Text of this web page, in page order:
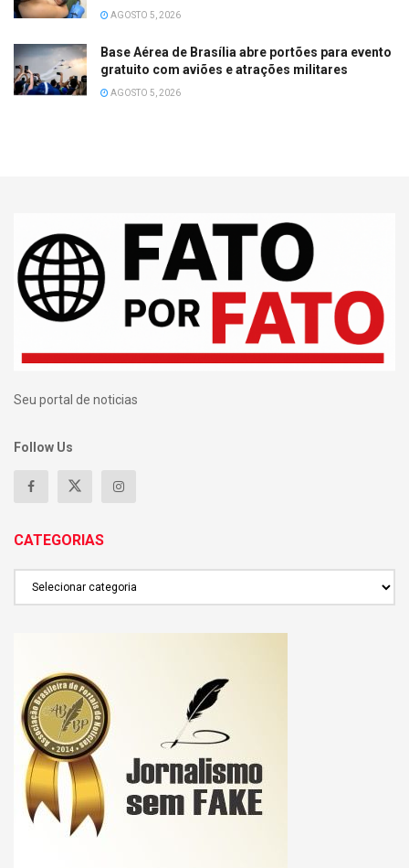
AGOSTO 5, 2026
Base Aérea de Brasília abre portões para evento
gratuito com aviões e atrações militares
AGOSTO 5, 2026
Seu portal de noticias
Follow Us
CATEGORIAS